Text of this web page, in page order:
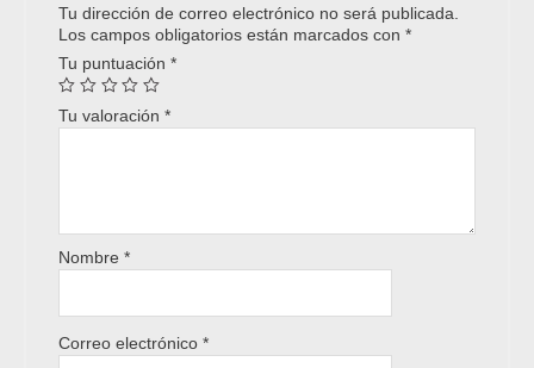
Tu dirección de correo electrónico no será publicada.
Los campos obligatorios están marcados con*
Tu puntuación*
Tu valoración*
Nombre*
Correo electrónico*